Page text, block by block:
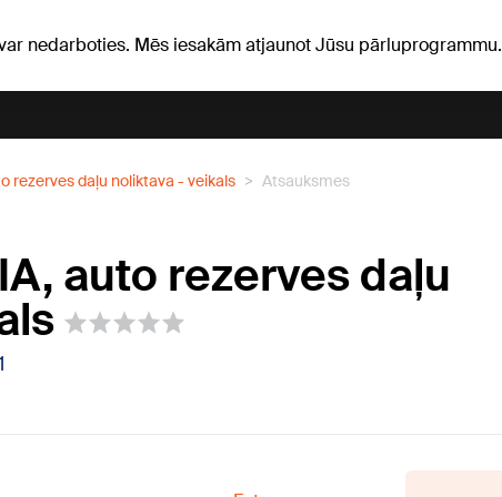
nedarboties. Mēs iesakām atjaunot Jūsu pārluprogrammu.
rezerves daļu noliktava - veikals Atsauksmes
auto rezerves daļu